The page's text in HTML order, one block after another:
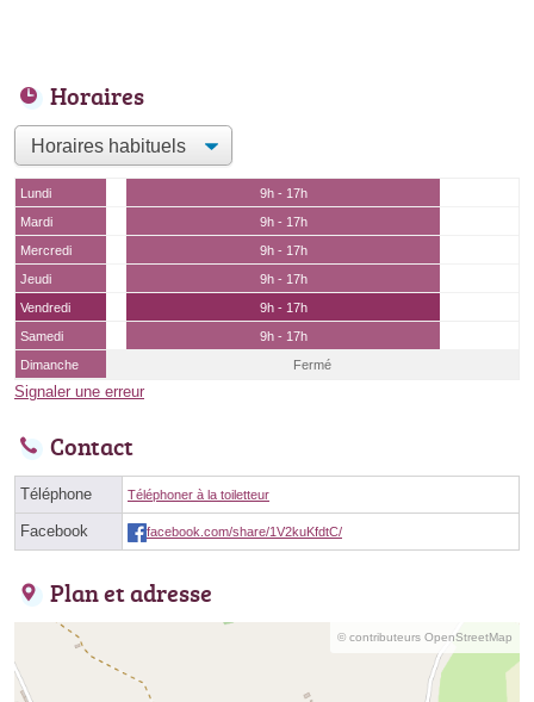
Horaires
Lundi
9h - 17h
Mardi
9h - 17h
Mercredi
9h - 17h
Jeudi
9h - 17h
Vendredi
9h - 17h
Samedi
9h - 17h
Dimanche
Fermé
Signaler une erreur
Contact
Téléphone Téléphoner à la toiletteur
Facebook facebook.com/share/1V2kuKfdtC/
Plan et adresse
© contributeurs OpenStreetMap